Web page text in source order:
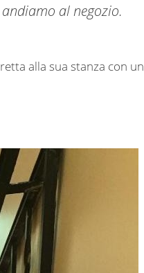
al negozio.
alla sua stanza con un